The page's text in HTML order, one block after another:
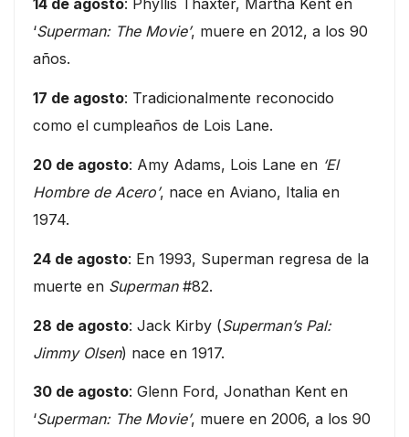
14 de agosto: Phyllis Thaxter, Martha Kent en
‘Superman: The Movie’, muere en 2012, a los 90
años.
17 de agosto: Tradicionalmente reconocido
como el cumpleaños de Lois Lane.
20 de agosto: Amy Adams, Lois Lane en ‘El
Hombre de Acero’, nace en Aviano, Italia en
1974.
24 de agosto: En 1993, Superman regresa de la
muerte en Superman#82.
28 de agosto: Jack Kirby (Superman’s Pal:
Jimmy Olsen) nace en 1917.
30 de agosto: Glenn Ford, Jonathan Kent en
‘Superman: The Movie’, muere en 2006, a los 90